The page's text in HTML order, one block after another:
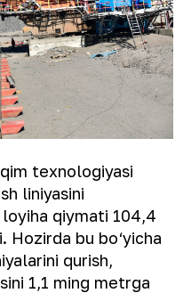
texnologiyasi
liniyasini
qiymati 104,4
Hozirda bu bo‘yicha
qurish,
1,1 ming metrga